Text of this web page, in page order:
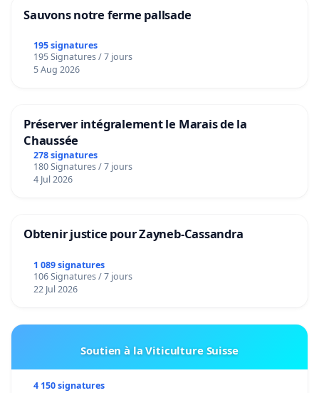
Sauvons notre ferme pallsade
195 signatures
195 Signatures / 7 jours
5 Aug 2026
Préserver intégralement le Marais de la
Chaussée
278 signatures
180 Signatures / 7 jours
4 Jul 2026
Obtenir justice pour Zayneb-Cassandra
1 089 signatures
106 Signatures / 7 jours
22 Jul 2026
Soutien à la Viticulture Suisse
4 150 signatures